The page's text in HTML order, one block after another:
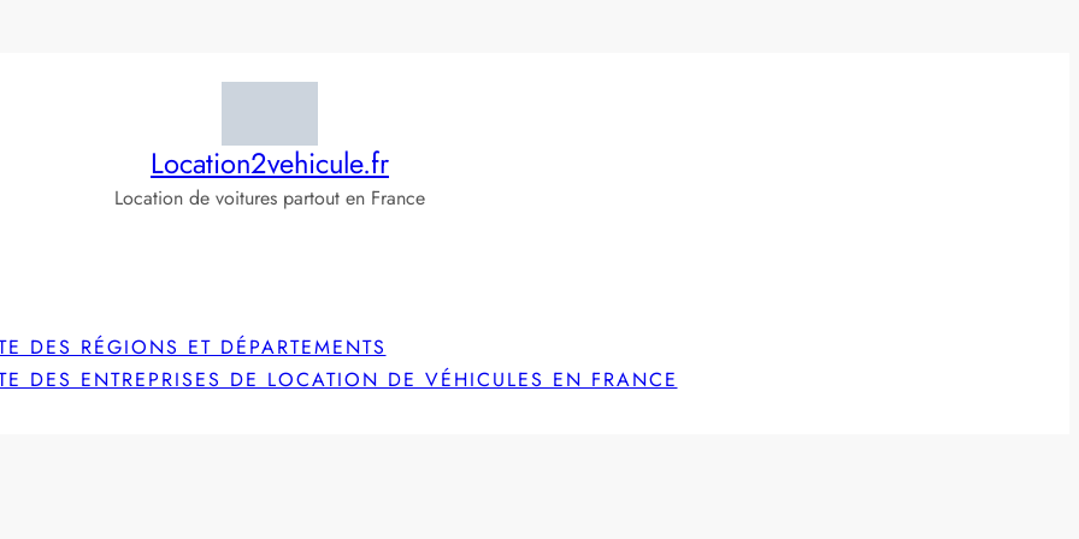
Location2vehicule.fr
Location de voitures partout en France
DES RÉGIONS ET DÉPARTEMENTS
DES ENTREPRISES DE LOCATION DE VÉHICULES EN FRANCE